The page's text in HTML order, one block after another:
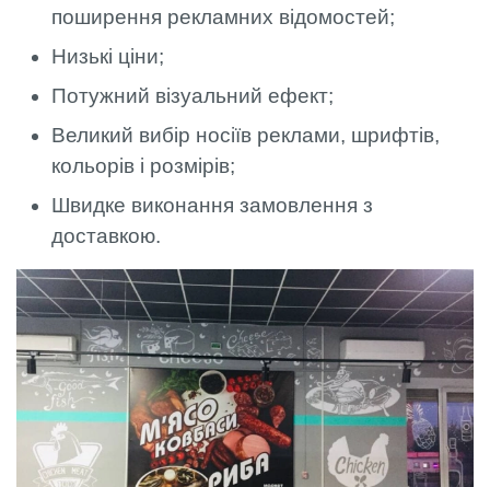
поширення рекламних відомостей;
Низькі ціни;
Потужний візуальний ефект;
Великий вибір носіїв реклами, шрифтів,
кольорів і розмірів;
Швидке виконання замовлення з
доставкою.